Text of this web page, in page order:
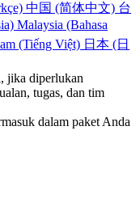
中国 (简体中文) 台
Malaysia (Bahasa
(Tiếng Việt) 日本 (日
jika diperlukan
tugas, dan tim
dalam paket Anda